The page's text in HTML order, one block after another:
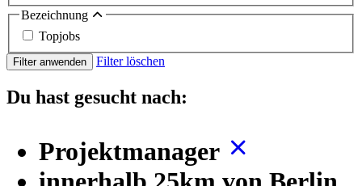
Bezeichnung
Topjobs
Filter anwenden Filter löschen
Du hast gesucht nach:
Projektmanager